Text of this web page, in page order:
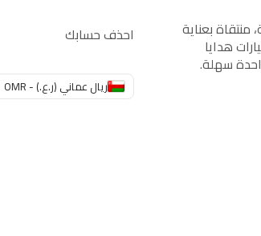
منتقاة بعناية
هدايا
سهلة.
احذف حسابك
ريال عماني (ر.ع.) - OMR